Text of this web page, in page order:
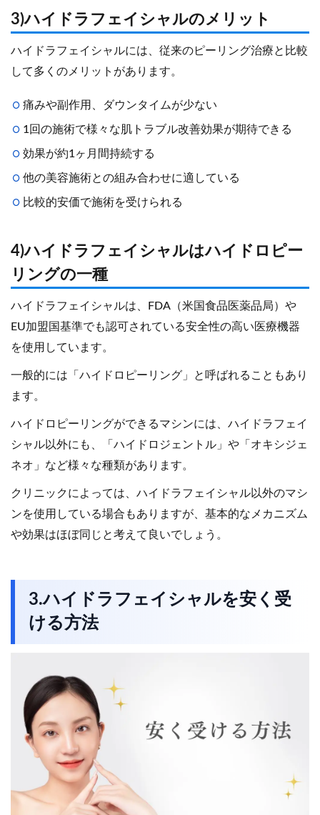
3)ハイドラフェイシャルのメリット
ハイドラフェイシャルには、従来のピーリング治療と比較
して多くのメリットがあります。
痛みや副作用、ダウンタイムが少ない
1回の施術で様々な肌トラブル改善効果が期待できる
効果が約1ヶ月間持続する
他の美容施術との組み合わせに適している
比較的安価で施術を受けられる
4)ハイドラフェイシャルはハイドロピー
リングの一種
ハイドラフェイシャルは、FDA（米国食品医薬品局）や
EU加盟国基準でも認可されている安全性の高い医療機器
を使用しています。
一般的には「ハイドロピーリング」と呼ばれることもあり
ます。
ハイドロピーリングができるマシンには、ハイドラフェイ
シャル以外にも、「ハイドロジェントル」や「オキシジェ
ネオ」など様々な種類があります。
クリニックによっては、ハイドラフェイシャル以外のマシ
ンを使用している場合もありますが、基本的なメカニズム
や効果はほぼ同じと考えて良いでしょう。
3.ハイドラフェイシャルを安く受
ける方法